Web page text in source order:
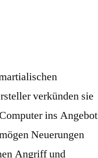
verkünden sie
ins Angebot
Neuerungen
Angriff und